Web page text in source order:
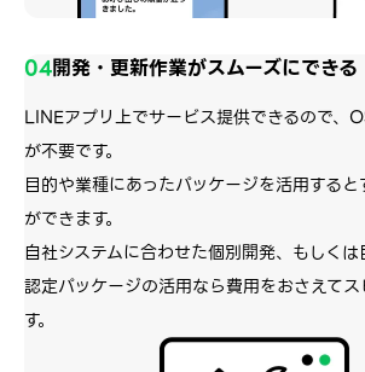
04開発・更新作業がスムーズにできる
LINEアプリ上でサービス提供できるので、
が不要です。
目的や業種にあったパッケージを活用する
ができます。
自社システムに合わせた個別開発、もしく
認定パッケージの活用なら費用をおさえて
す。